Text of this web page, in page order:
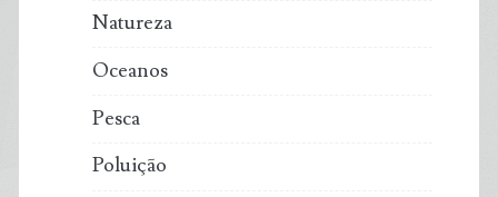
Natureza
Oceanos
Pesca
Poluição